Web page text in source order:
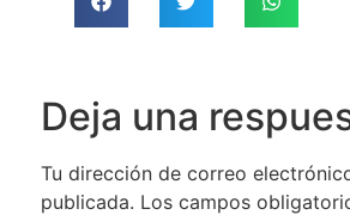
Deja una
Tu dirección de correo
publicada. Los campos